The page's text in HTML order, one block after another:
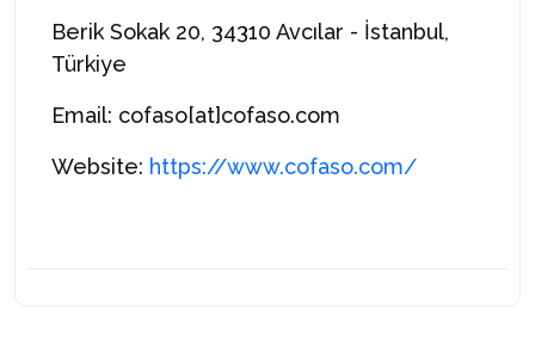
Berik Sokak 20, 34310 Avcılar - İstanbul,
Türkiye
Email: cofaso[at]cofaso.com
Website: https://www.cofaso.com/